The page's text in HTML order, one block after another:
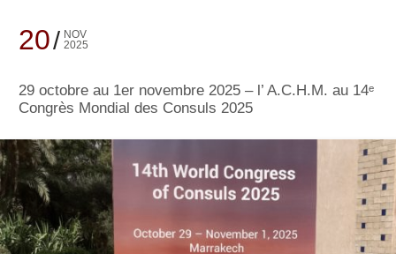
20
NOV
2025
29 octobre au 1er novembre 2025 – l’ A.C.H.M. au 14ᵉ
Congrès Mondial des Consuls 2025